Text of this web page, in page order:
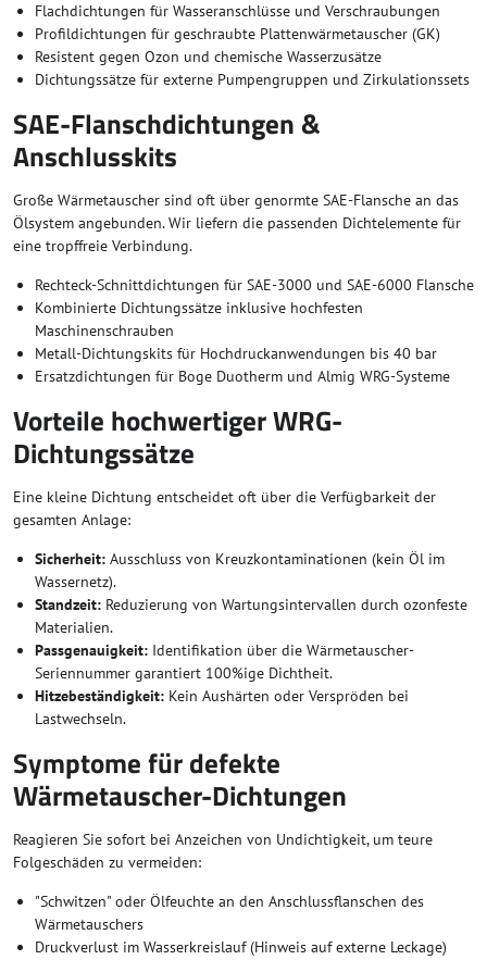
Flachdichtungen für Wasseranschlüsse und Verschraubungen
Profildichtungen für geschraubte Plattenwärmetauscher (GK)
Resistent gegen Ozon und chemische Wasserzusätze
Dichtungssätze für externe Pumpengruppen und Zirkulationssets
SAE-Flanschdichtungen &
Anschlusskits
Große Wärmetauscher sind oft über genormte SAE-Flansche an das
Ölsystem angebunden. Wir liefern die passenden Dichtelemente für
eine tropffreie Verbindung.
Rechteck-Schnittdichtungen für SAE-3000 und SAE-6000 Flansche
Kombinierte Dichtungssätze inklusive hochfesten
Maschinenschrauben
Metall-Dichtungskits für Hochdruckanwendungen bis 40 bar
Ersatzdichtungen für Boge Duotherm und Almig WRG-Systeme
Vorteile hochwertiger WRG-
Dichtungssätze
Eine kleine Dichtung entscheidet oft über die Verfügbarkeit der
gesamten Anlage:
Sicherheit: Ausschluss von Kreuzkontaminationen (kein Öl im
Wassernetz).
Standzeit: Reduzierung von Wartungsintervallen durch ozonfeste
Materialien.
Passgenauigkeit: Identifikation über die Wärmetauscher-
Seriennummer garantiert 100%ige Dichtheit.
Hitzebeständigkeit: Kein Aushärten oder Verspröden bei
Lastwechseln.
Symptome für defekte
Wärmetauscher-Dichtungen
Reagieren Sie sofort bei Anzeichen von Undichtigkeit, um teure
Folgeschäden zu vermeiden:
"Schwitzen" oder Ölfeuchte an den Anschlussflanschen des
Wärmetauschers
Druckverlust im Wasserkreislauf (Hinweis auf externe Leckage)